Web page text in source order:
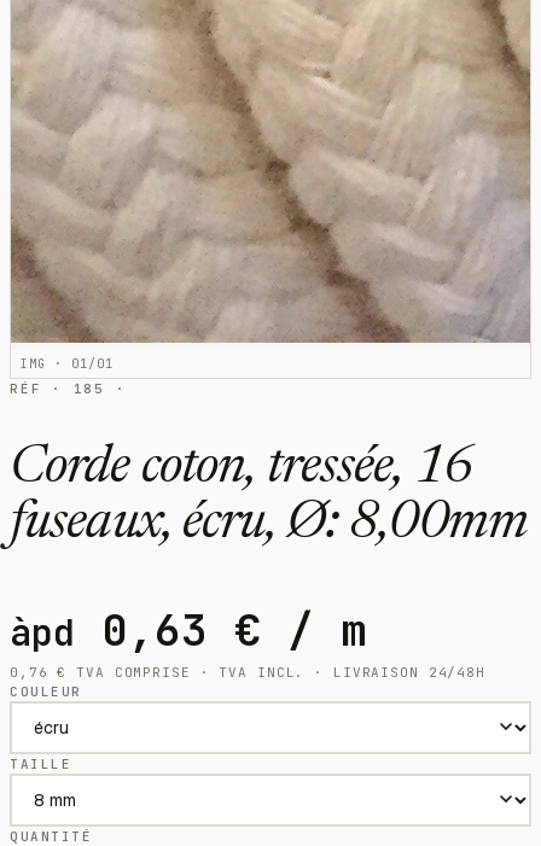
IMG · 01/01
RÉF · 185 ·
Corde coton, tressée, 16
fuseaux, écru, Ø: 8,00mm
àpd 0,63 € / m
0,76€
TVA COMPRISE · TVA INCL. · LIVRAISON 24/48H
COULEUR
TAILLE
QUANTITÉ